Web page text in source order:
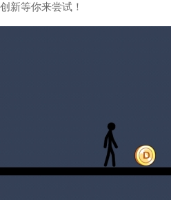
新等你来尝试！